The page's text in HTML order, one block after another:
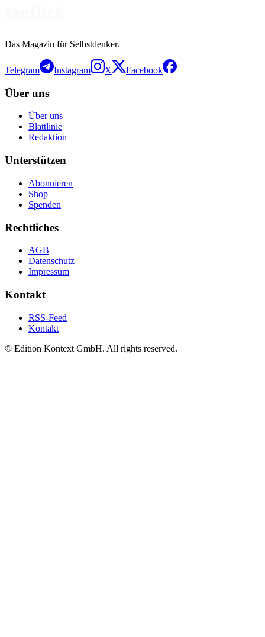
Das Magazin für Selbstdenker.
Telegram Instagram X Facebook
Über uns
Über uns
Blattlinie
Redaktion
Unterstützen
Abonnieren
Shop
Spenden
Rechtliches
AGB
Datenschutz
Impressum
Kontakt
RSS-Feed
Kontakt
© Edition Kontext GmbH. All rights reserved.